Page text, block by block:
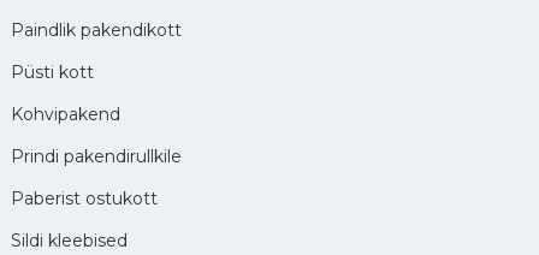
Paindlik pakendikott
Püsti kott
Kohvipakend
Prindi pakendirullkile
Paberist ostukott
Sildi kleebised